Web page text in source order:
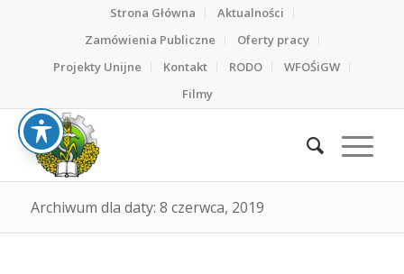
Strona Główna
Aktualności
Zamówienia Publiczne
Oferty pracy
Projekty Unijne
Kontakt RODO
WFOŚiGW
Filmy
Archiwum dla daty: 8 czerwca, 2019